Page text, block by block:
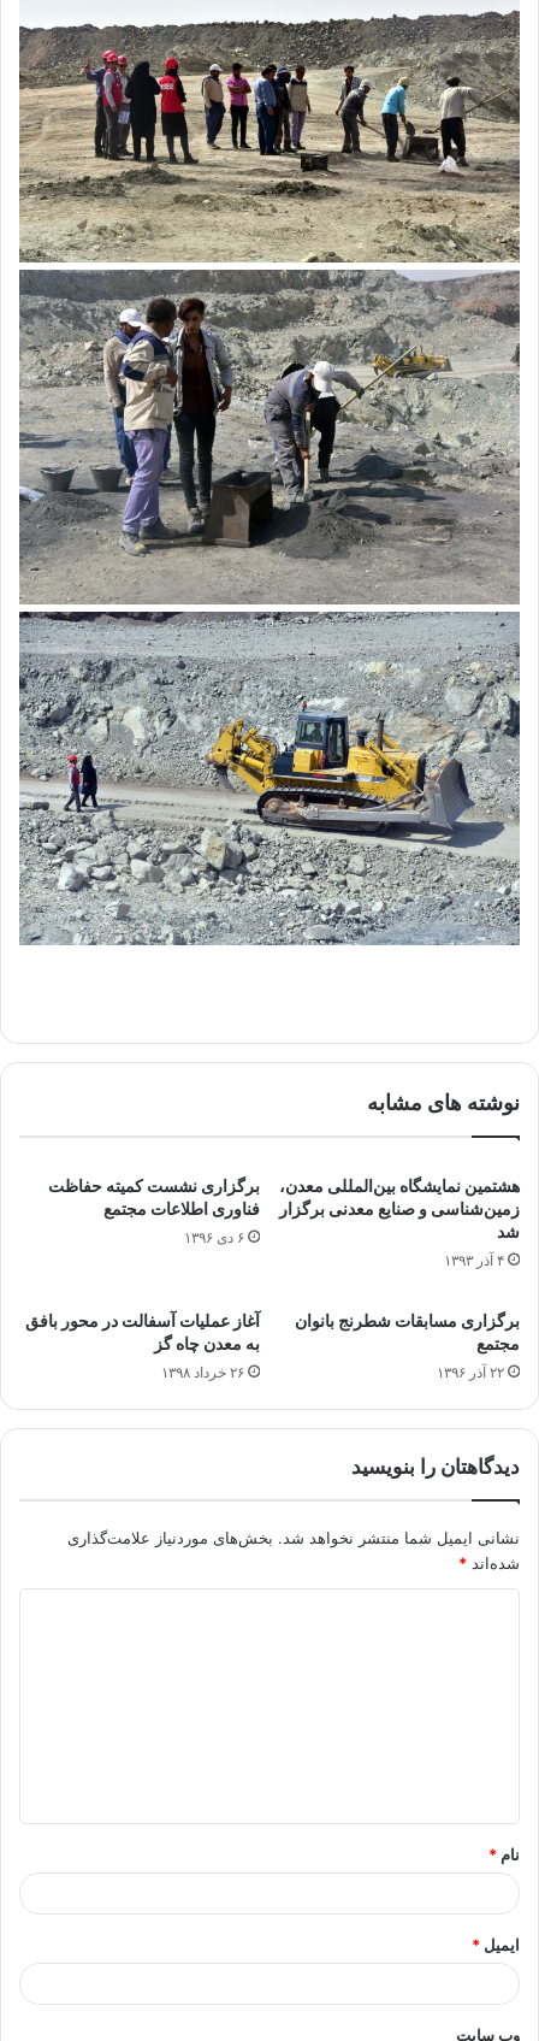
نوشته های مشابه
هشتمین نمایشگاه بین‌المللی معدن،
زمین‌شناسی و صنایع معدنی برگزار
شد
۴ آذر ۱۳۹۳
برگزاری نشست کمیته حفاظت
فناوری اطلاعات مجتمع
۶ دی ۱۳۹۶
برگزاری مسابقات شطرنج بانوان
مجتمع
۲۲ آذر ۱۳۹۶
آغاز عملیات آسفالت در محور بافق
به معدن چاه گز
۲۶ خرداد ۱۳۹۸
دیدگاهتان را بنویسید
نشانی ایمیل شما منتشر نخواهد شد. بخش‌های موردنیاز علامت‌گذاری
شده‌اند *
*
نام *
ایمیل *
وب‌ سایت